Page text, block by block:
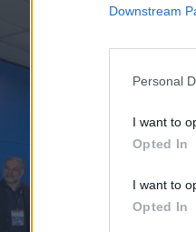
Downstream
Personal
I want to
Opted In
I want to
Opted In